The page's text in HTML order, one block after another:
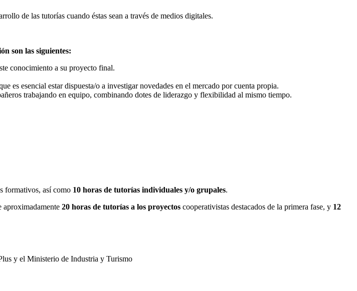
de las tutorías cuando éstas sean a través de medios digitales.
son las siguientes:
conocimiento a su proyecto final.
esencial estar dispuesta/o a investigar novedades en el mercado por cuenta propia.
trabajando en equipo, combinando dotes de liderazgo y flexibilidad al mismo tiempo.
formativos, así como 10 horas de tutorías individuales y/o grupales.
aproximadamente 20 horas de tutorías a los proyectos cooperativistas destacados de la primera fase, y 12
y el Ministerio de Industria y Turismo